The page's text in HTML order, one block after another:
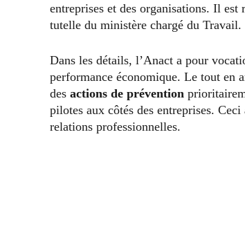
entreprises et des organisations. Il
tutelle du ministère chargé du Travail.
Dans les détails, l’Anact a pour
performance économique. Le tout en
des actions de prévention
pilotes aux côtés des entreprises.
relations professionnelles.